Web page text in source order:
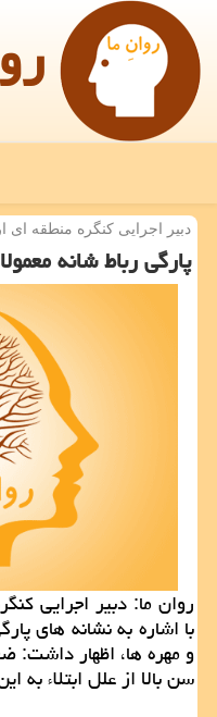
دبیر اجرایی كنگره منطقه ای
پارگی رباط شانه
روان ما: دبیر اجرایی
با اشاره به نشانه های
و مهره ها، اظهار داشت:
سن بالا از علل ابتلاء به